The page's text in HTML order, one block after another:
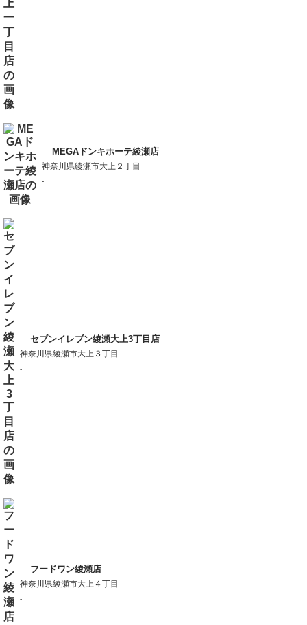
MEGAドンキホーテ綾瀬店
神奈川県綾瀬市大上２丁目
-
セブンイレブン綾瀬大上3丁目店
神奈川県綾瀬市大上３丁目
-
フードワン綾瀬店
神奈川県綾瀬市大上４丁目
-